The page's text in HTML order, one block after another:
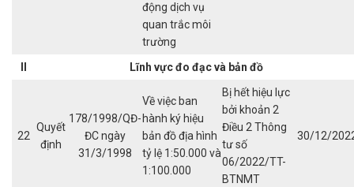
động dịch vụ
quan trắc môi
trường
Lĩnh vực đo đạcvà bản đồ
22
Quyết
định
178/1998/QĐ-
ĐC ngày
31/3/1998
Về việc ban
hành ký hiệu
bản đồ địa hình
tỷ lệ 1:50.000 và
1:100.000
Bị hết hiệu lực
bởi khoản 2
Điều 2 Thông
tư số
06/2022/TT-
BTNMT
30/12/